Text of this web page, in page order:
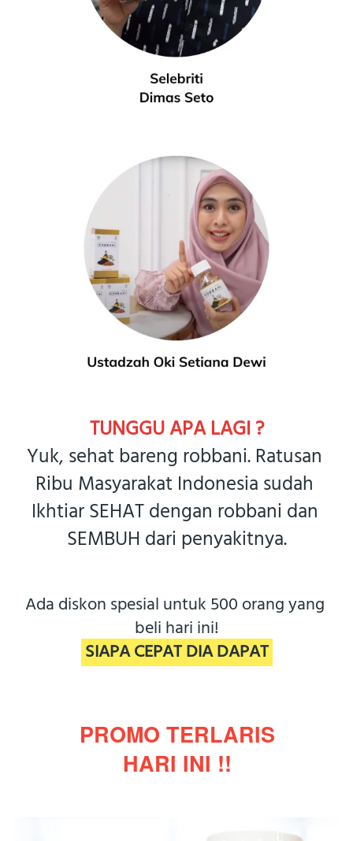
TUNGGU APA LAGI ?
Yuk, sehat bareng robbani. Ratusan
Ribu Masyarakat Indonesia sudah
Ikhtiar SEHAT dengan robbani dan
SEMBUH dari penyakitnya.
Ada diskon spesial untuk 500 orang yang
beli hari ini!
SIAPA CEPAT DIA DAPAT
PROMO TERLARIS
HARI INI !!